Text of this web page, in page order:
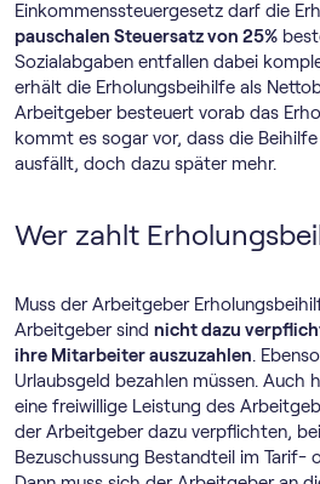
Einkommenssteuergesetz darf die
pauschalen Steuersatz von 25%
Sozialabgaben entfallen dabei
erhält die Erholungsbeihilfe als
Arbeitgeber besteuert vorab das
kommt es sogar vor, dass die Beihilfe
ausfällt, doch dazu später mehr.
Wer zahlt
Muss der Arbeitgeber
Arbeitgeber sind nicht dazu
ihre Mitarbeiter auszuzahlen.
Urlaubsgeld bezahlen müssen. Auch
eine freiwillige Leistung des
der Arbeitgeber dazu verpflichten,
Bezuschussung Bestandteil im Tarif-